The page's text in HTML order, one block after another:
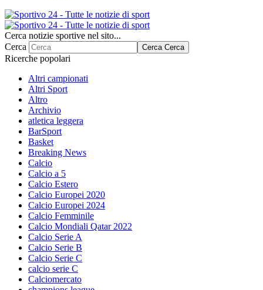
Cerca notizie sportive nel sito...
Cerca
Cerca Cerca
Ricerche popolari
Altri campionati
Altri Sport
Altro
Archivio
atletica leggera
BarSport
Basket
Breaking News
Calcio
Calcio a 5
Calcio Estero
Calcio Europei 2020
Calcio Europei 2024
Calcio Femminile
Calcio Mondiali Qatar 2022
Calcio Serie A
Calcio Serie B
Calcio Serie C
calcio serie C
Calciomercato